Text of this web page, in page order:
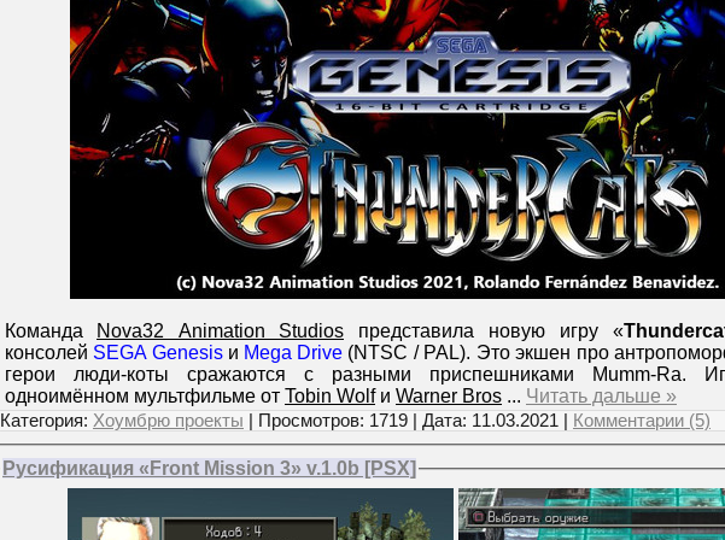
Команда Nova32 Animation Studios представила новую игру «
консолей SEGA Genesis и Mega Drive (NTSC / PAL). Это экшен про
герои люди-коты сражаются с разными приспешниками Mumm-Ra.
одноимённом мультфильме от Tobin Wolfи Warner Bros ... Читать дальше »
Категория: Хоумбрю проекты | Просмотров: 1719 | Дата: 11.03.2021 | Комментарии (5)
Русификация «Front Mission 3» v.1.0b [PSX]